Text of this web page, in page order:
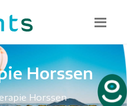
Horssen
Horssen